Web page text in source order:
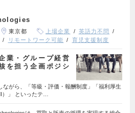
東京都 上場企業
英語力不問
リモートワーク可能 育児支援制度
業・グループ経営
を担う企画ポジシ
ながら、「等級・評価・報酬制度」「福利厚生
）」 といったテ…